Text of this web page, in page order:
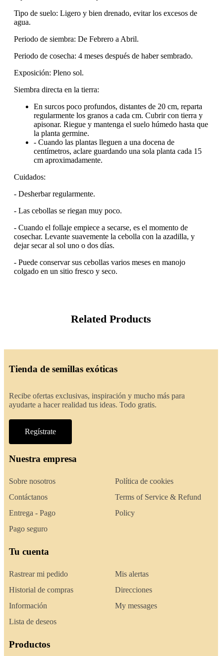
Tipo de suelo: Ligero y bien drenado, evitar los excesos de
agua.
Periodo de siembra: De Febrero a Abril.
Periodo de cosecha: 4 meses después de haber sembrado.
Exposición: Pleno sol.
Siembra directa en la tierra:
En surcos poco profundos, distantes de 20 cm, reparta
regularmente los granos a cada cm. Cubrir con tierra y
apisonar. Riegue y mantenga el suelo húmedo hasta que
la planta germine.
- Cuando las plantas lleguen a una docena de
centímetros, aclare guardando una sola planta cada 15
cm aproximadamente.
Cuidados:
- Desherbar regularmente.
- Las cebollas se riegan muy poco.
- Cuando el follaje empiece a secarse, es el momento de
cosechar. Levante suavemente la cebolla con la azadilla, y
dejar secar al sol uno o dos días.
- Puede conservar sus cebollas varios meses en manojo
colgado en un sitio fresco y seco.
Related Products
Tienda de semillas exóticas
Recibe ofertas exclusivas, inspiración y mucho más para
ayudarte a hacer realidad tus ideas. Todo gratis.
Regístrate
Nuestra empresa
Sobre nosotros
Contáctanos
Entrega - Pago
Pago seguro
Política de cookies
Terms of Service & Refund
Policy
Tu cuenta
Rastrear mi pedido
Historial de compras
Información
Lista de deseos
Mis alertas
Direcciones
My messages
Productos